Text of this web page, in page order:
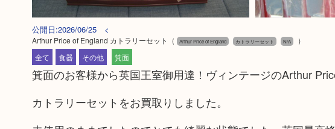
公開日:2026/06/25 <
Arthur Price of England カトラリーセット （ Arthur Price of England カトラリーセット N/A
）
全て
食器 その他 箕面
箕面のお客様から英国王室御用達！ヴィンテージのArthur
カトラリーセットをお買取りしました。